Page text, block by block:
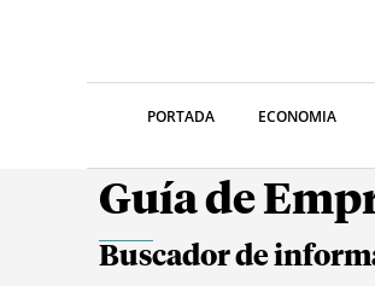
PORTADA ECONOMIA
Guía de
Buscador de